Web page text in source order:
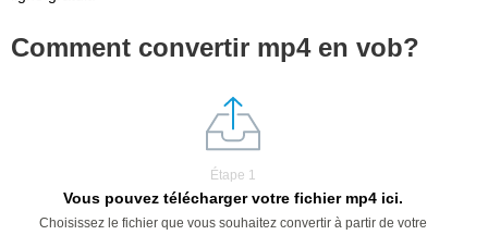
Comment convertir mp4 en vob?
Étape 1
Vous pouvez télécharger votre fichier mp4 ici.
Choisissez le fichier que vous souhaitez convertir à partir de votre